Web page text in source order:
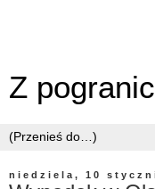
Z
niedziela, 10